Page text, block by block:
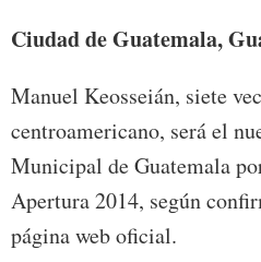
Ciudad de Guatemala,
Manuel Keosseián, siete
centroamericano, será el
Municipal de Guatemala
Apertura 2014, según
página web oficial.